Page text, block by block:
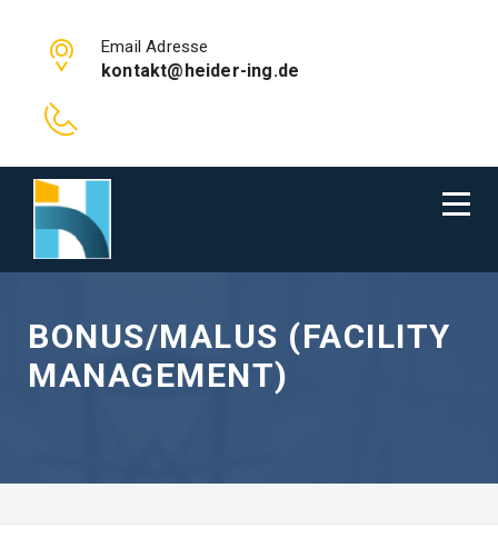
Email Adresse
kontakt@heider-ing.de
BONUS/MALUS (FACILITY
MANAGEMENT)